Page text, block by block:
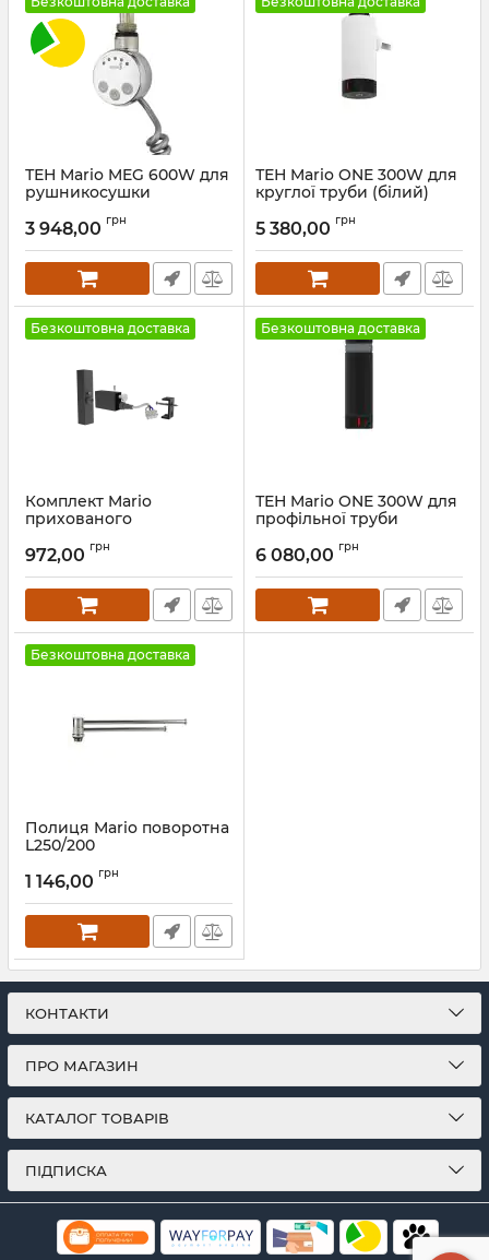
ТЕН Mario MEG 600W для
рушникосушки
3 948,00 грн
ТЕН Mario ONE 300W для
круглої труби (білий)
5 380,00 грн
Безкоштовна доставка
Комплект Mario
прихованого
трубу) графіт
Артикул:3.0.1000.0.P-GR
972,00 грн
Безкоштовна доставка
ТЕН Mario ONE 300W для
профільної труби
Артикул:6.027.047414.BM-BM
6 080,00 грн
Безкоштовна доставка
Полиця Mario поворотна
L250/200
1 146,00 грн
КОНТАКТИ
ПРО МАГАЗИН
КАТАЛОГ ТОВАРІВ
ПІДПИСКА